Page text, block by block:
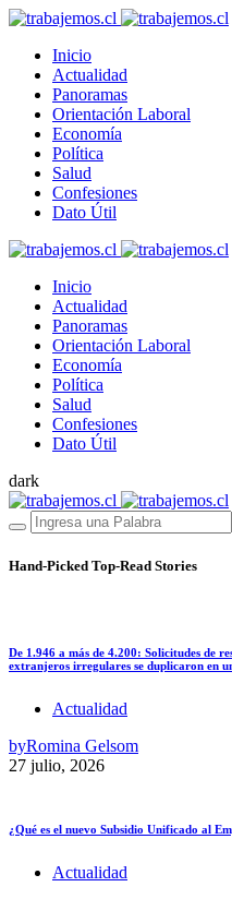
Inicio
Actualidad
Panoramas
Orientación Laboral
Economía
Política
Salud
Confesiones
Dato Útil
Inicio
Actualidad
Panoramas
Orientación Laboral
Economía
Política
Salud
Confesiones
Dato Útil
dark
Hand-Picked Top-Read Stories
De 1.946 a más de 4.200: Solicitudes de
extranjeros irregulares se duplicaron en
Actualidad
byRomina Gelsom
27 julio, 2026
¿Qué es el nuevo Subsidio Unificado al
Actualidad